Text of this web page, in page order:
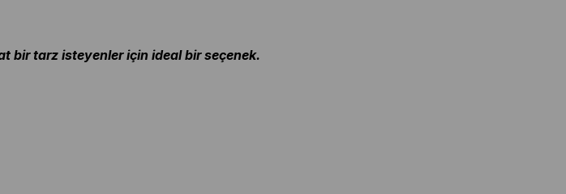
bir tarz isteyenler için ideal bir seçenek.